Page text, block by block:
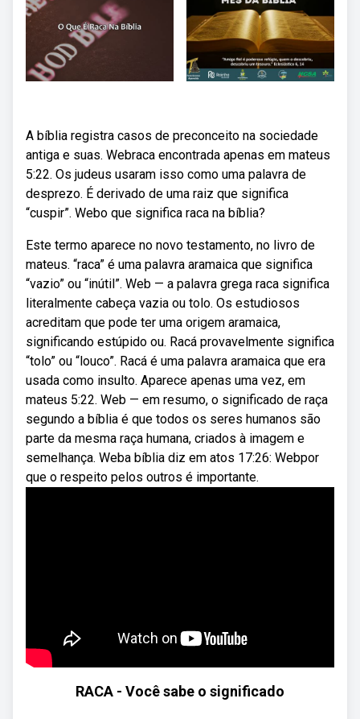
A bíblia registra casos de preconceito na sociedade
antiga e suas. Webraca encontrada apenas em mateus
5:22. Os judeus usaram isso como uma palavra de
desprezo. É derivado de uma raiz que significa
“cuspir”. Webo que significa raca na bíblia?
Este termo aparece no novo testamento, no livro de
mateus. “raca” é uma palavra aramaica que significa
“vazio” ou “inútil”. Web — a palavra grega raca significa
literalmente cabeça vazia ou tolo. Os estudiosos
acreditam que pode ter uma origem aramaica,
significando estúpido ou. Racá provavelmente significa
“tolo” ou “louco”. Racá é uma palavra aramaica que era
usada como insulto. Aparece apenas uma vez, em
mateus 5:22. Web — em resumo, o significado de raça
segundo a bíblia é que todos os seres humanos são
parte da mesma raça humana, criados à imagem e
semelhança. Weba bíblia diz em atos 17:26: Webpor
que o respeito pelos outros é importante.
RACA - Você sabe o significado